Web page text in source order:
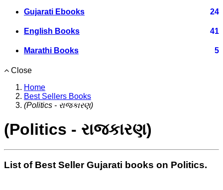
Gujarati Ebooks 24
English Books 41
Marathi Books 5
Close
Home
Best Sellers Books
(Politics - રાજકારણ)
(Politics - રાજકારણ)
List of Best Seller Gujarati books on Politics.